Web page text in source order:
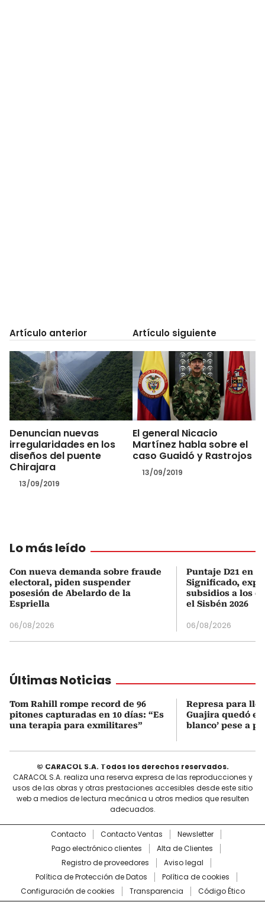
Artículo anterior
Denuncian nuevas
irregularidades en los
diseños del puente
Chirajara
13/09/2019
Artículo siguiente
El general Nicacio
Martínez habla sobre el
caso Guaidó y Rastrojos
13/09/2019
Lo más leído
Con nueva demanda sobre fraude
electoral, piden suspender
posesión de Abelardo de la
Espriella
06/08/2026
Puntaje D21 en
Significado,
subsidios a los
el Sisbén 2026
06/08/2026
Últimas Noticias
Tom Rahill rompe record de 96
pitones capturadas en 10 días: “Es
una terapia para exmilitares”
Represa para
Guajira quedó en
blanco’ pese a
© CARACOL S.A. Todos los derechos reservados.
CARACOL S.A. realiza una reserva expresa de las reproducciones y
usos de las obras y otras prestaciones accesibles desde este sitio
web a medios de lectura mecánica u otros medios que resulten
adecuados.
Contacto Contacto Ventas
Newsletter
Pago electrónico clientes
Alta de Clientes
Registro de proveedores
Aviso legal
Política de Protección de Datos
Política de cookies
Configuración de cookies
Transparencia Código Ético